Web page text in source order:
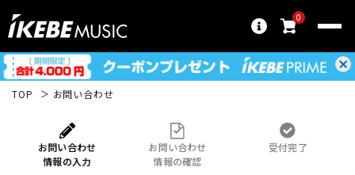
0
TOP お問い合わせ
お問い合わせ
情報の入力
お問い合わせ
情報の確認
受付完了